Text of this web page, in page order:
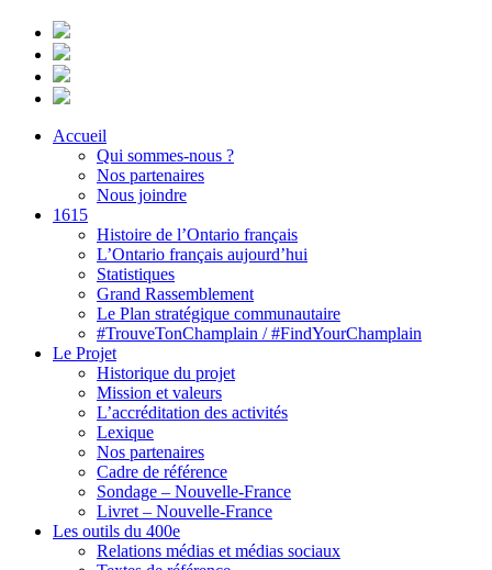
Accueil
Qui sommes-nous ?
Nos partenaires
Nous joindre
1615
Histoire de l’Ontario français
L’Ontario français aujourd’hui
Statistiques
Grand Rassemblement
Le Plan stratégique communautaire
#TrouveTonChamplain / #FindYourChamplain
Le Projet
Historique du projet
Mission et valeurs
L’accréditation des activités
Lexique
Nos partenaires
Cadre de référence
Sondage – Nouvelle-France
Livret – Nouvelle-France
Les outils du 400e
Relations médias et médias sociaux